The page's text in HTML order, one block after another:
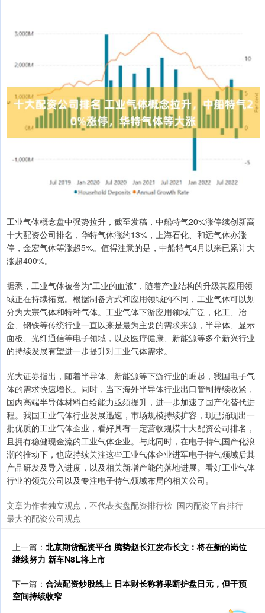
工业气体概念盘中强势拉升，截至发稿，中船特气20%涨停续创新高
十大配资公司排名，华特气体涨约13%，上海石化、和远气体亦涨
停，金宏气体等涨超5%。值得注意的是，中船特气4月以来已累计大
涨超400%。
据悉，工业气体被誉为“工业的血液”，随着产业结构的升级其应用领
域正在持续拓宽。根据制备方式和应用领域的不同，工业气体可以划
分为大宗气体和特种气体。工业气体下游应用领域广泛，化工、冶
金、钢铁等传统行业一直以来是最为主要的需求来源，半导体、显示
面板、光纤通信等电子领域，以及医疗健康、新能源等多个新兴行业
的持续发展有望进一步提升对工业气体需求。
光大证券指出，随着半导体、新能源等下游行业的崛起，我国电子气
体的需求快速增长。同时，当下海外半导体行业出口管制持续收紧，
国内高端半导体材料自给能力亟须提升，进一步加速了国产化替代进
程。我国工业气体行业发展迅速，市场规模持续扩容，现已涌现出一
批优质的工业气体企业，看好具有一定营收规模十大配资公司排名，
且拥有稳健现金流的工业气体企业。与此同时，在电子特气国产化浪
潮的推动下，也应持续关注这些工业气体企业进军电子特气领域后其
产品研发及导入进度，以及相关新增产能的落地进展。看好工业气体
行业的领先公司以及专注电子特气领域布局的相关公司。
文章为作者独立观点，不代表实盘配资排行榜_国内配资平台排行_
最大的配资公司观点
上一篇： 北京期货配资平台 腾势赵长江发布长文：将在新的岗位
继续努力 新车N8L将上市
下一篇： 合法配资炒股线上 日本财长称将果断护盘日元，但干预
空间持续收窄